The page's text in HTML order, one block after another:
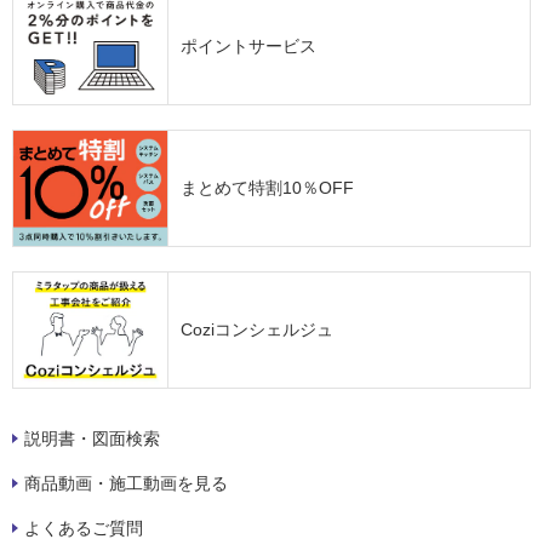
ポイントサービス
まとめて特割10％OFF
Coziコンシェルジュ
説明書・図面検索
商品動画・施工動画を見る
よくあるご質問